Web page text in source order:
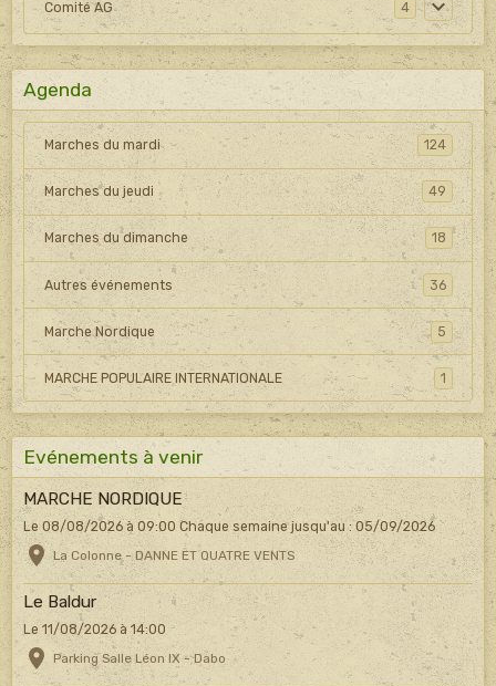
Comité AG 4
Agenda
Marches du mardi 124
Marches du jeudi 49
Marches du dimanche 18
Autres événements 36
Marche Nordique 5
MARCHE POPULAIRE INTERNATIONALE 1
Evénements à venir
MARCHE NORDIQUE
Le 08/08/2026 à 09:00 Chaque semaine jusqu'au : 05/09/2026
La Colonne - DANNE ET QUATRE VENTS
Le Baldur
Le 11/08/2026 à 14:00
Parking Salle Léon IX - Dabo